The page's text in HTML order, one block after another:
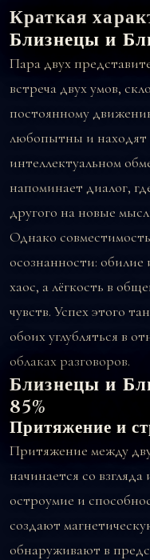
Краткая
Близнецы и
Пара двух
встреча двух умов,
постоянному
любопытны и находят
интеллектуальном
напоминает диалог,
другого на новые
Однако
осознанности:
хаос, а лёгкость в
чувств. Успех этого
обоих углубляться в
облаках разговоров.
Близнецы и
85%
Притяжение и
Притяжение между
начинается со
остроумие и
создают
обнаруживают в